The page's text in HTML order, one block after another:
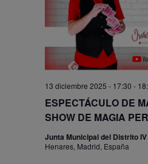
ESPECTÁCULO DE
SHOW DE MAGIA
13 diciembre 2025 - 17:30 -
Junta Municipal del Distrito IV
Henares, Madrid, España